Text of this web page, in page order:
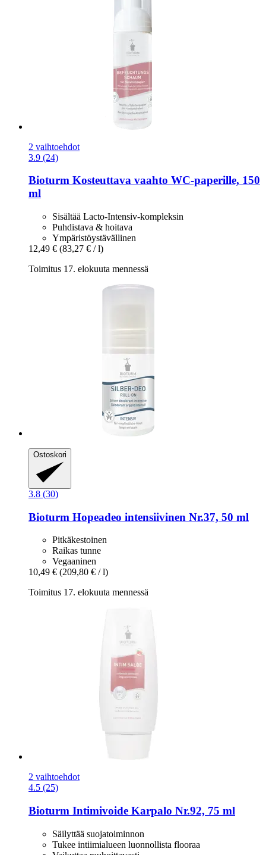
2 vaihtoehdot
3.9 (24)
Bioturm Kosteuttava vaahto WC-​paperille, 150
ml
Sisältää Lacto-Intensiv-kompleksin
Puhdistava & hoitava
Ympäristöystävällinen
12,49 € (83,27 € / l)
Toimitus 17. elokuuta mennessä
Ostoskori
3.8 (30)
Bioturm Hopeadeo intensiivinen Nr.37, 50 ml
Pitkäkestoinen
Raikas tunne
Vegaaninen
10,49 € (209,80 € / l)
Toimitus 17. elokuuta mennessä
2 vaihtoehdot
4.5 (25)
Bioturm Intimivoide Karpalo Nr.92, 75 ml
Säilyttää suojatoiminnon
Tukee intiimialueen luonnollista flooraa